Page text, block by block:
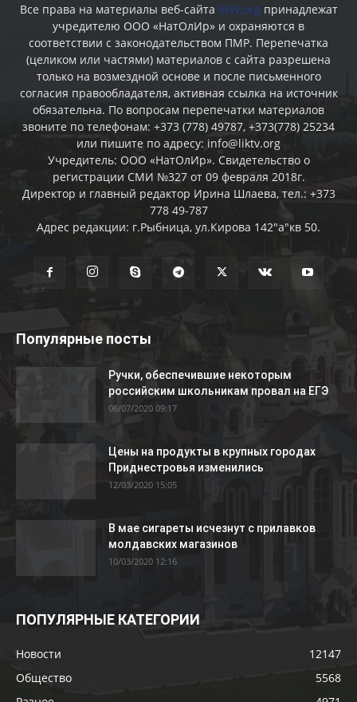
Все права на материалы веб-сайта liktv.org принадлежат
учредителю ООО «НатОлИр» и охраняются в
соответствии с законодательством ПМР. Перепечатка
(целиком или частями) материалов c сайта разрешена
только на возмездной основе и после письменного
согласия правообладателя, активная ссылка на источник
обязательна. По вопросам перепечатки материалов
звоните по телефонам: +373 (778) 49787, +373(778) 25234
или пишите по адресу: info@liktv.org
Учредитель: ООО «НатОлИр». Свидетельство о
регистрации СМИ №327 от 09 февраля 2018г.
Директор и главный редактор Ирина Шлаева, тел.: +373
778 49-787
Адрес редакции: г.Рыбница, ул.Кирова 142"а"кв 50.
Популярные посты
Ручки, обеспечившие некоторым
российским школьникам провал на ЕГЭ
06/07/2020 09:17
Цены на продукты в крупных городах
Приднестровья изменились
12/03/2020 15:05
В мае сигареты исчезнут с прилавков
молдавских магазинов
10/03/2020 12:16
ПОПУЛЯРНЫЕ КАТЕГОРИИ
Новости
12147
Общество
5568